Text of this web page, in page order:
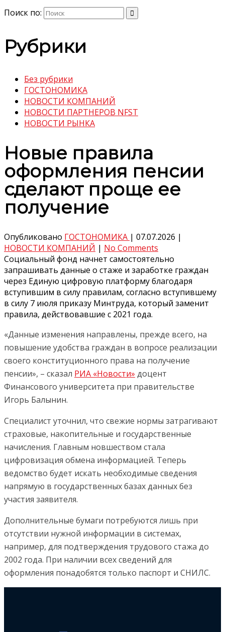
Поиск по:
Рубрики
Без рубрики
ГОСТОНОМИКА
НОВОСТИ КОМПАНИЙ
НОВОСТИ ПАРТНЕРОВ NFST
НОВОСТИ РЫНКА
Новые правила
оформления пенсии
сделают проще ее
получение
Опубликовано ГОСТОНОМИКА | 07.07.2026 |
НОВОСТИ КОМПАНИЙ | No Comments
Социальный фонд начнет самостоятельно
запрашивать данные о стаже и заработке граждан
через Единую цифровую платформу благодаря
вступившим в силу правилам, согласно вступившему
в силу 7 июля приказу Минтруда, который заменит
правила, действовавшие с 2021 года.
«Данные изменения направлены, прежде всего, на
повышение удобства граждан в вопросе реализации
своего конституционного права на получение
пенсии», – сказал РИА «Новости» доцент
Финансового университета при правительстве
Игорь Балынин.
Специалист уточнил, что свежие нормы затрагивают
страховые, накопительные и государственные
начисления. Главным новшеством стала
цифровизация обмена информацией. Теперь
ведомство будет искать необходимые сведения
напрямую в государственных базах данных без
участия заявителя.
Дополнительные бумаги потребуются лишь при
отсутствии нужной информации в системах,
например, для подтверждения трудового стажа до
2002 года. При наличии всех сведений для
оформления понадобятся только паспорт и СНИЛС.